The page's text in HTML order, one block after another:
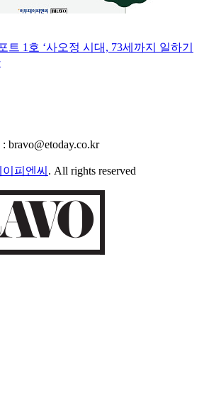
트 1호 ‘사오정 시대, 73세까지 일하기
bravo@etoday.co.kr
피엔씨 . All rights reserved